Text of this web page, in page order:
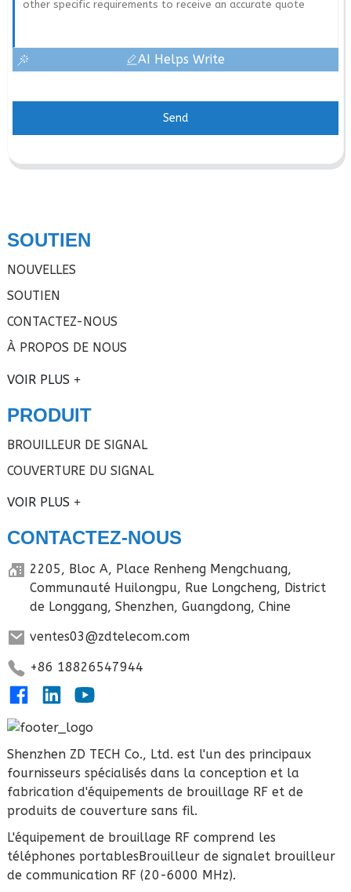
AI Helps Write
Send
SOUTIEN
NOUVELLES
SOUTIEN
CONTACTEZ-NOUS
À PROPOS DE NOUS
VOIR PLUS
PRODUIT
BROUILLEUR DE SIGNAL
COUVERTURE DU SIGNAL
VOIR PLUS
CONTACTEZ-NOUS
2205, Bloc A, Place Renheng Mengchuang,
Communauté Huilongpu, Rue Longcheng, District
de Longgang, Shenzhen, Guangdong, Chine
ventes03@zdtelecom.com
+86 18826547944
Shenzhen ZD TECH Co., Ltd. est l'un des principaux
fournisseurs spécialisés dans la conception et la
fabrication d'équipements de brouillage RF et de
produits de couverture sans fil.
L'équipement de brouillage RF comprend les
téléphones portables Brouilleur de signalet brouilleur
de communication RF (20-6000 MHz).